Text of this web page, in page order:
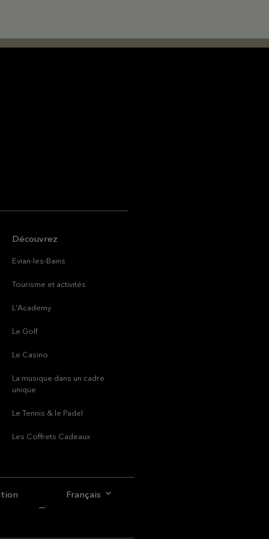
Découvrez
Evian-les-Bains
Tourisme et activités
L'Academy
Le Golf
Le Casino
La musique dans un cadre
unique
Le Tennis & le Padel
Les Coffrets Cadeaux
Français